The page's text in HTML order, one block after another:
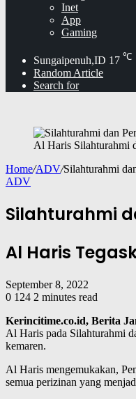
Inet
App
Gaming
Sungaipenuh,ID 17 ℃
Random Article
Search for
Al Haris Silahturahmi
Home/ADV/Silahturahmi
ADV
Silahturahmi
Al Haris
September 8, 2022
0 124 2 minutes read
Kerincitime.co.id, Berita
Al Haris pada Silahturahmi
kemaren.
Al Haris mengemukakan,
semua perizinan yang